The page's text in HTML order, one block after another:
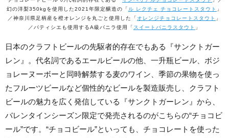
幻の洋梨350kgを使用した2021年限定醸造の「 ル レクチェ チョコレートスタウト 」
／神奈川県足柄産を橙オレンジを丸ごと使用した「​オレンジチョコレートスタウト 」
／パティシエも使用するA級バニラ使用「 スイートバニラスタウト 」
日本のクラフトビールの先駆者的存在でもある『サンクトガー
レン』。代名詞であるエールビールの他、一升瓶ビール、ボジ
ョレーヌーボーと同時解禁する麦のワイン、季節の果物を使っ
たフルーツビールなど個性的なビールを製造販売し、クラフト
ビールの魅力を広く発信している『サンクトガーレン』から、
バレンタインシーズン限定で発売されるのがこちらの“チョコビ
ール”です。“チョコビール”といっても、チョコレートを使った